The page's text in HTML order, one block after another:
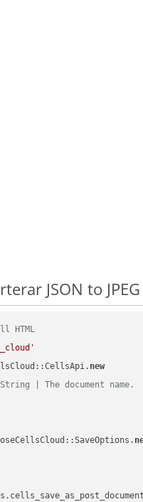
JSON to
HTML
new
| The document name.